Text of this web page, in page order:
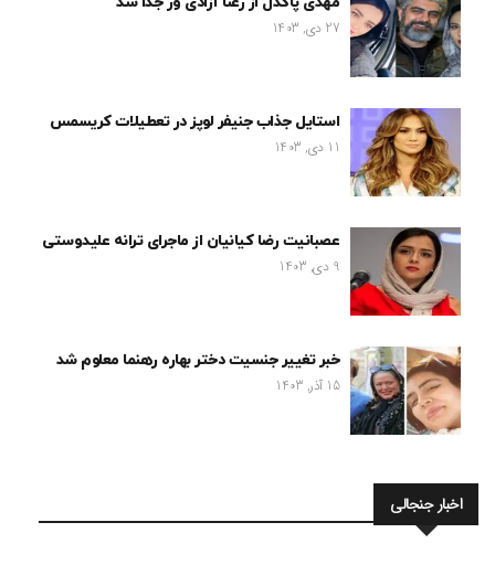
27 دی, 1403
استایل جذاب جنیفر لوپز در تعطیلات کریسمس
11 دی, 1403
عصبانیت رضا کیانیان از ماجرای ترانه علیدوستی
9 دی, 1403
خبر تغییر جنسیت دختر بهاره رهنما معلوم شد
15 آذر, 1403
اخبار جنجالی